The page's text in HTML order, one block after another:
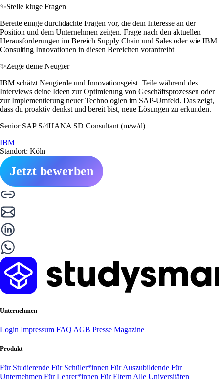
✨Stelle kluge Fragen
Bereite einige durchdachte Fragen vor, die dein Interesse an der
Position und dem Unternehmen zeigen. Frage nach den aktuellen
Herausforderungen im Bereich Supply Chain und Sales oder wie IBM
Consulting Innovationen in diesen Bereichen vorantreibt.
✨Zeige deine Neugier
IBM schätzt Neugierde und Innovationsgeist. Teile während des
Interviews deine Ideen zur Optimierung von Geschäftsprozessen oder
zur Implementierung neuer Technologien im SAP-Umfeld. Das zeigt,
dass du proaktiv denkst und bereit bist, neue Lösungen zu erkunden.
Senior SAP S/4HANA SD Consultant (m/w/d)
IBM
Standort: Köln
Jetzt bewerben
Unternehmen
Login Impressum FAQ AGB Presse Magazine
Produkt
Für Studierende Für Schüler*innen Für Auszubildende Für
Unternehmen Für Lehrer*innen Für Eltern Alle Universitäten